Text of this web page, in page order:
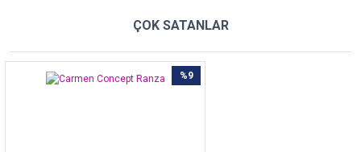
ÇOK SATANLAR
%9